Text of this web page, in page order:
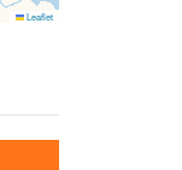
Leaflet